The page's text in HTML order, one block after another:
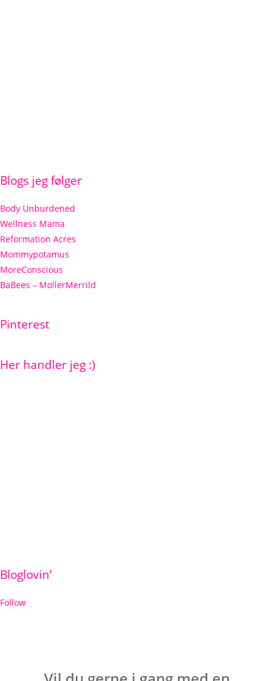
Blogs jeg følger
Body Unburdened
Wellness Mama
Reformation Acres
Mommypotamus
MoreConscious
BaBees – MollerMerrild
Pinterest
Her handler jeg :)
Bloglovin’
Follow